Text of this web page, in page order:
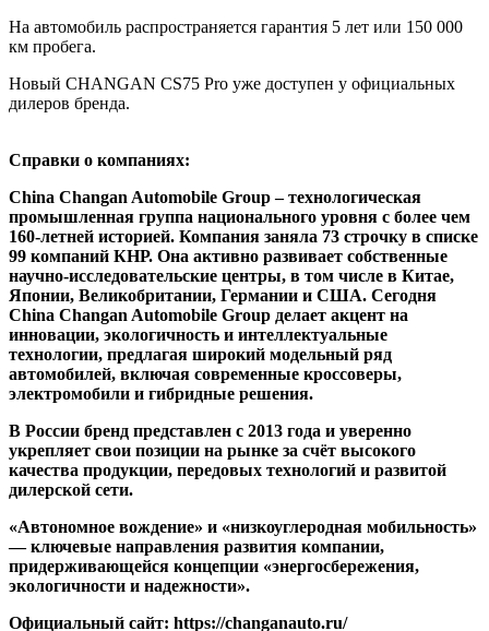
На автомобиль распространяется гарантия 5 лет или 150 000
км пробега.
Новый CHANGAN CS75 Pro уже доступен у официальных
дилеров бренда.
Справки о компаниях:
China Changan Automobile Group – технологическая
промышленная группа национального уровня с более чем
160-летней историей. Компания заняла 73 строчку в списке
99 компаний КНР. Она активно развивает собственные
научно-исследовательские центры, в том числе в Китае,
Японии, Великобритании, Германии и США. Сегодня
China Changan Automobile Group делает акцент на
инновации, экологичность и интеллектуальные
технологии, предлагая широкий модельный ряд
автомобилей, включая современные кроссоверы,
электромобили и гибридные решения.
В России бренд представлен с 2013 года и уверенно
укрепляет свои позиции на рынке за счёт высокого
качества продукции, передовых технологий и развитой
дилерской сети.
«Автономное вождение» и «низкоуглеродная мобильность»
— ключевые направления развития компании,
придерживающейся концепции «энергосбережения,
экологичности и надежности».
Официальный сайт: https://changanauto.ru/